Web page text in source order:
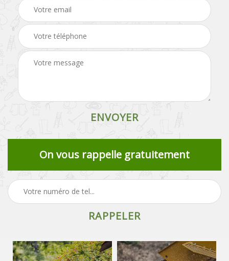
On vous rappelle gratuitement